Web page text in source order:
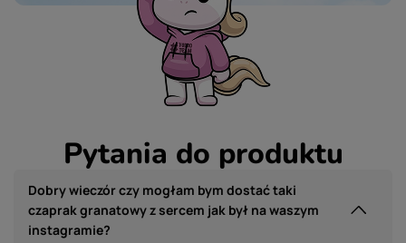
Pytania do produktu
Dobry wieczór czy mogłam bym dostać taki
czaprak granatowy z sercem jak był na waszym
instagramie?